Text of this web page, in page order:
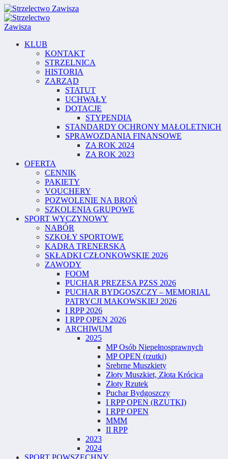
KLUB
KONTAKT
STRZELNICA
HISTORIA
ZARZĄD
STATUT
UCHWAŁY
DOTACJE
STYPENDIA
STANDARDY OCHRONY MAŁOLETNICH
SPRAWOZDANIA FINANSOWE
ZA ROK 2024
ZA ROK 2023
OFERTA
CENNIK
PAKIETY
VOUCHERY
POZWOLENIE NA BROŃ
SZKOLENIA GRUPOWE
SPORT WYCZYNOWY
NABÓR
SZKOŁY SPORTOWE
KADRA TRENERSKA
SKŁADKI CZŁONKOWSKIE 2026
ZAWODY
FOOM
PUCHAR PREZESA PZSS 2026
PUCHAR BYDGOSZCZY – MEMORIAL
PATRYCJI MAKOWSKIEJ 2026
I RPP 2026
I RPP OPEN 2026
ARCHIWUM
2025
MP Osób Niepełnosprawnych
MP OPEN (rzutki)
Srebrne Muszkiety
Złoty Muszkiet, Złota Krócica
Złoty Rzutek
Puchar Bydgoszczy
I RPP OPEN (RZUTKI)
I RPP OPEN
MMM
II RPP
2023
2024
SPORT POWSZECHNY